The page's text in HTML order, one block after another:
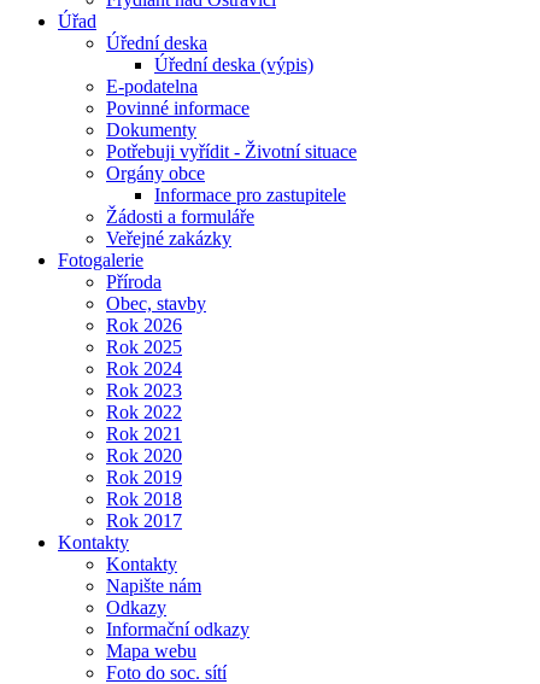
Úřad
Úřední deska
Úřední deska (výpis)
E-podatelna
Povinné informace
Dokumenty
Potřebuji vyřídit - Životní situace
Orgány obce
Informace pro zastupitele
Žádosti a formuláře
Veřejné zakázky
Fotogalerie
Příroda
Obec, stavby
Rok 2026
Rok 2025
Rok 2024
Rok 2023
Rok 2022
Rok 2021
Rok 2020
Rok 2019
Rok 2018
Rok 2017
Kontakty
Kontakty
Napište nám
Odkazy
Informační odkazy
Mapa webu
Foto do soc. sítí